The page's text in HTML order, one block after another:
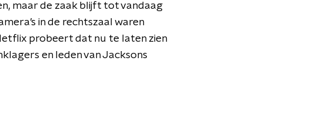
maar de zaak blijft tot vandaag
in de rechtszaal waren
probeert dat nu te laten zien
en leden van Jacksons